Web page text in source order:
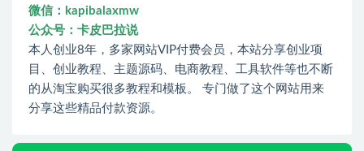
微信：kapibalaxmw
公众号：卡皮巴拉说
本人创业8年，多家网站VIP付费会员，本站分享创业项
目、创业教程、主题源码、电商教程、工具软件等也不断
的从淘宝购买很多教程和模板。 专门做了这个网站用来
分享这些精品付款资源。